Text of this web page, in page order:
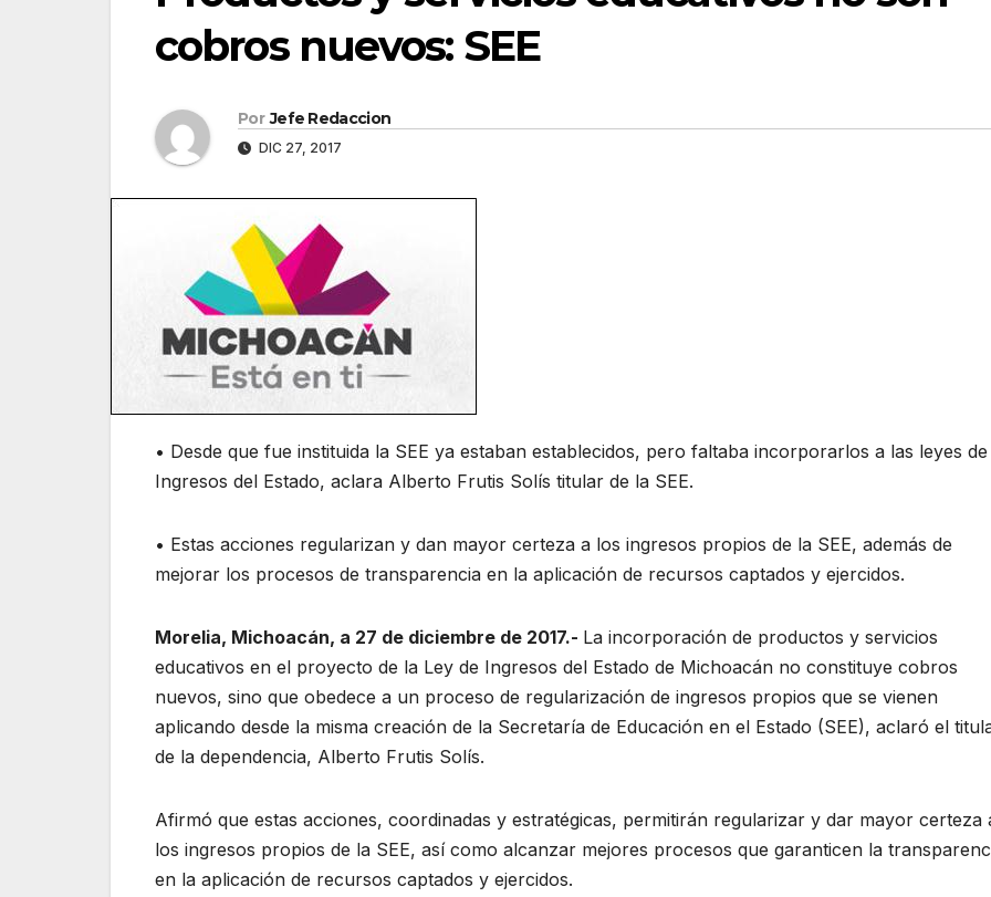
cobros nuevos: SEE
Por Jefe Redaccion
DIC 27, 2017
• Desde que fue instituida la SEE ya estaban establecidos, pero faltaba incorporarlos a las leyes de
Ingresos del Estado, aclara Alberto Frutis Solís titular de la SEE.
• Estas acciones regularizan y dan mayor certeza a los ingresos propios de la SEE, además de
mejorar los procesos de transparencia en la aplicación de recursos captados y ejercidos.
Morelia, Michoacán, a 27 de diciembre de 2017.- La incorporación de productos y servicios
educativos en el proyecto de la Ley de Ingresos del Estado de Michoacán no constituye cobros
nuevos, sino que obedece a un proceso de regularización de ingresos propios que se vienen
aplicando desde la misma creación de la Secretaría de Educación en el Estado (SEE), aclaró el
de la dependencia, Alberto Frutis Solís.
Afirmó que estas acciones, coordinadas y estratégicas, permitirán regularizar y dar mayor certeza
los ingresos propios de la SEE, así como alcanzar mejores procesos que garanticen la
en la aplicación de recursos captados y ejercidos.